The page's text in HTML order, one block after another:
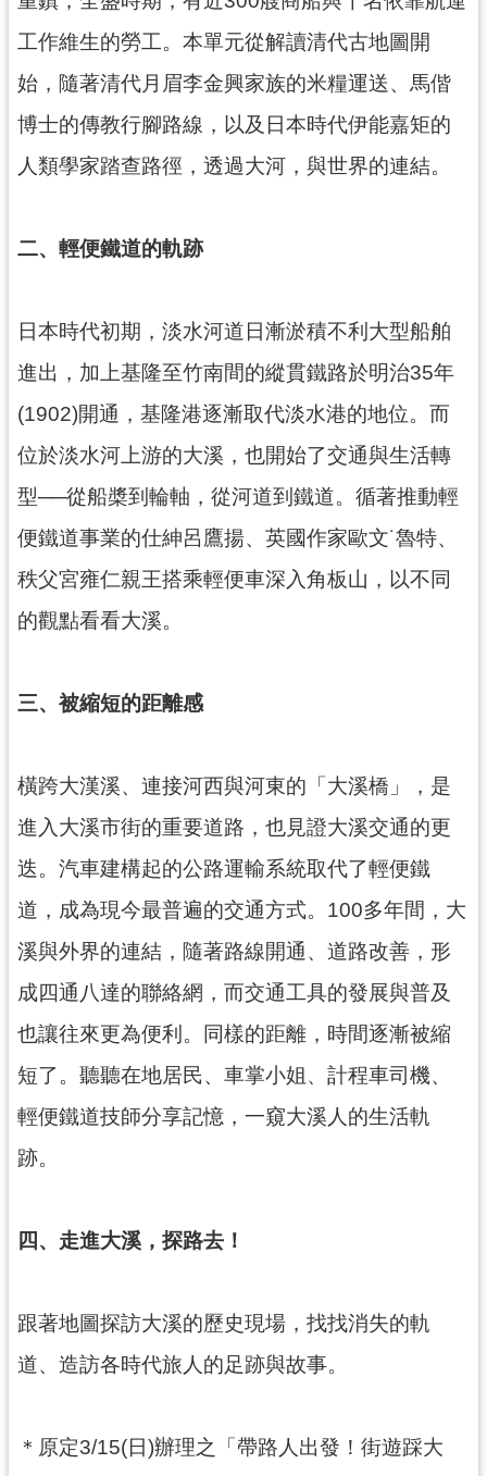
息
公
工
品
文
創
商
品
首
站
市
箱
桃
園
市
府
E
g
i
s
h
隱
權
網
全
策
網
工作維生的勞工。本單元從解讀清代古地圖開
始，隨著清代月眉李金興家族的米糧運送、馬偕
博士的傳教行腳路線，以及日本時代伊能嘉矩的
人類學家踏查路徑，透過大河，與世界的連結。
二、輕便鐵道的軌跡
日本時代初期，淡水河道日漸淤積不利大型船舶
進出，加上基隆至竹南間的縱貫鐵路於明治35年
(1902)開通，基隆港逐漸取代淡水港的地位。而
位於淡水河上游的大溪，也開始了交通與生活轉
型──從船槳到輪軸，從河道到鐵道。循著推動輕
便鐵道事業的仕紳呂鷹揚、英國作家歐文˙魯特、
秩父宮雍仁親王搭乘輕便車深入角板山，以不同
的觀點看看大溪。
三、被縮短的距離感
橫跨大漢溪、連接河西與河東的「大溪橋」，是
進入大溪市街的重要道路，也見證大溪交通的更
迭。汽車建構起的公路運輸系統取代了輕便鐵
道，成為現今最普遍的交通方式。100多年間，大
溪與外界的連結，隨著路線開通、道路改善，形
成四通八達的聯絡網，而交通工具的發展與普及
也讓往來更為便利。同樣的距離，時間逐漸被縮
短了。聽聽在地居民、車掌小姐、計程車司機、
輕便鐵道技師分享記憶，一窺大溪人的生活軌
跡。
四、走進大溪，探路去！
跟著地圖探訪大溪的歷史現場，找找消失的軌
道、造訪各時代旅人的足跡與故事。
＊原定3/15(日)辦理之「帶路人出發！街遊踩大